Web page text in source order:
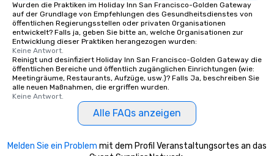
Wurden die Praktiken im Holiday Inn San Francisco-Golden Gateway
auf der Grundlage von Empfehlungen des Gesundheitsdienstes von
öffentlichen Regierungsstellen oder privaten Organisationen
entwickelt? Falls ja, geben Sie bitte an, welche Organisationen zur
Entwicklung dieser Praktiken herangezogen wurden:
Keine Antwort.
Reinigt und desinfiziert Holiday Inn San Francisco-Golden Gateway die
öffentlichen Bereiche und öffentlich zugänglichen Einrichtungen (wie:
Meetingräume, Restaurants, Aufzüge, usw.)? Falls Ja, beschreiben Sie
alle neuen Maßnahmen, die ergriffen wurden.
Keine Antwort.
Alle FAQs anzeigen
Melden Sie ein Problem mit dem Profil Veranstaltungsortes an das